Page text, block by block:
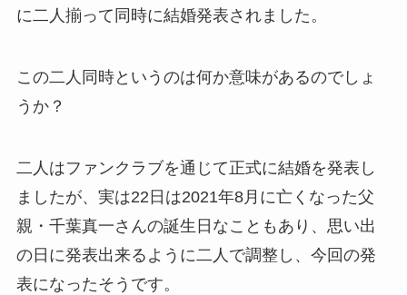
に二人揃って同時に結婚発表されました。
この二人同時というのは何か意味があるのでしょ
うか？
二人はファンクラブを通じて正式に結婚を発表し
ましたが、実は22日は2021年8月に亡くなった父
親・千葉真一さんの誕生日なこともあり、思い出
の日に発表出来るように二人で調整し、今回の発
表になったそうです。